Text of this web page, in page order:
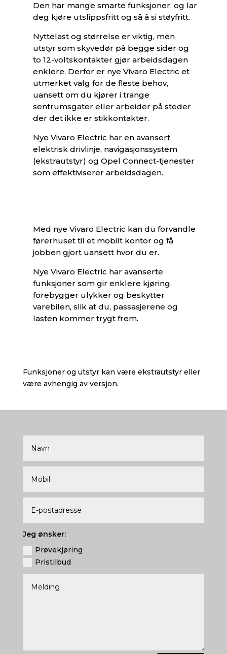
Den har mange smarte funksjoner, og lar
deg kjøre utslippsfritt og så å si støyfritt.
Nyttelast og størrelse er viktig, men
utstyr som skyvedør på begge sider og
to 12-voltskontakter gjør arbeidsdagen
enklere. Derfor er nye Vivaro Electric et
utmerket valg for de fleste behov,
uansett om du kjører i trange
sentrumsgater eller arbeider på steder
der det ikke er stikkontakter.
Nye Vivaro Electric har en avansert
elektrisk drivlinje, navigasjonssystem
(ekstrautstyr) og Opel Connect-tjenester
som effektiviserer arbeidsdagen.
Med nye Vivaro Electric kan du forvandle
førerhuset til et mobilt kontor og få
jobben gjort uansett hvor du er.
Nye Vivaro Electric har avanserte
funksjoner som gir enklere kjøring,
forebygger ulykker og beskytter
varebilen, slik at du, passasjerene og
lasten kommer trygt frem.
Funksjoner og utstyr kan være ekstrautstyr eller
være avhengig av versjon.
Jeg ønsker:
Prøvekjøring
Pristilbud